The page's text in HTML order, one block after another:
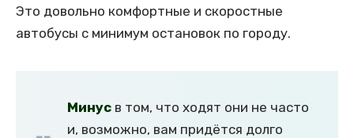
Это довольно комфортные и скоростные
автобусы с минимум остановок по городу.
Минус в том, что ходят они не часто
и, возможно, вам придётся долго